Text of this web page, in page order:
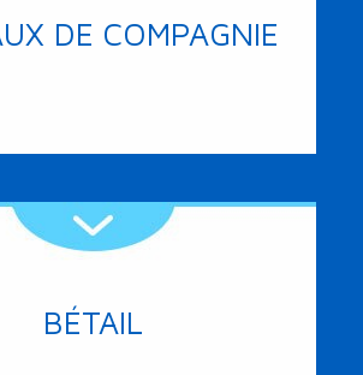
DE COMPAGNIE
BÉTAIL